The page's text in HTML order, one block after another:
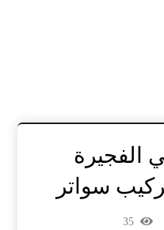
الفجيرة
35